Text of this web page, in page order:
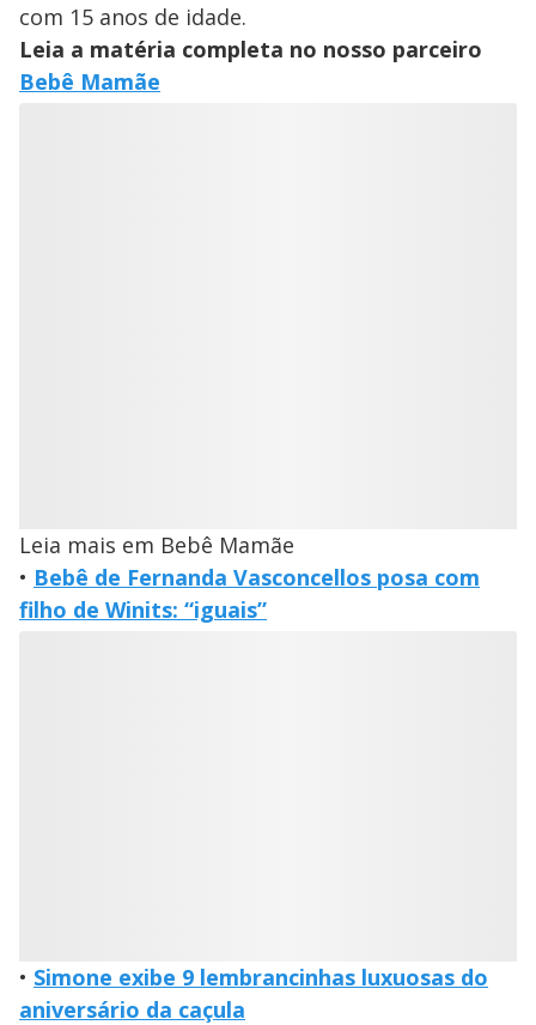
com 15 anos de idade.
Leia a matéria completa no nosso parceiro
Bebê Mamãe
Leia mais em Bebê Mamãe
• Bebê de Fernanda Vasconcellos posa com
filho de Winits: “iguais”
• Simone exibe 9 lembrancinhas luxuosas do
aniversário da caçula